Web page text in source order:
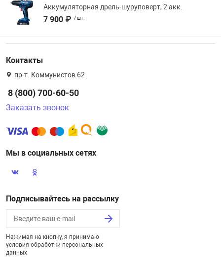
Аккумуляторная дрель-шуруповерт, 2 акк.
7 900 ₽ / шт.
Контакты
пр-т. Коммунистов 62
8 (800) 700-60-50
Заказать звонок
Мы в социальных сетях
Подписывайтесь на рассылку
Нажимая на кнопку, я принимаю
условия обработки персональных
данных